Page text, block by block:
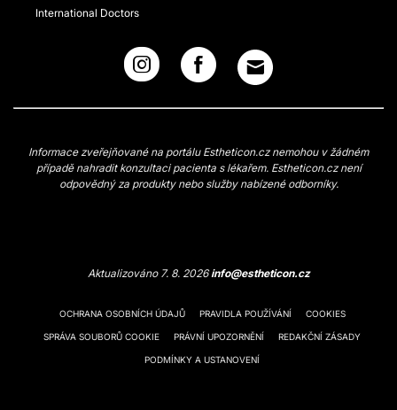
International Doctors
Informace zveřejňované na portálu Estheticon.cz nemohou v žádném
případě nahradit konzultaci pacienta s lékařem. Estheticon.cz není
odpovědný za produkty nebo služby nabízené odborníky.
Aktualizováno 7. 8. 2026info@estheticon.cz
OCHRANA OSOBNÍCH ÚDAJŮ PRAVIDLA POUŽÍVÁNÍ COOKIES
SPRÁVA SOUBORŮ COOKIE PRÁVNÍ UPOZORNĚNÍ REDAKČNÍ ZÁSADY
PODMÍNKY A USTANOVENÍ